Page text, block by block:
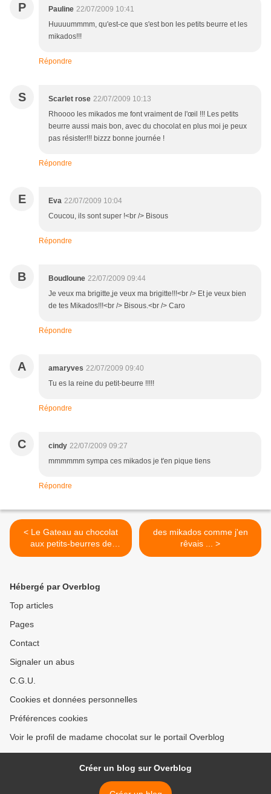
P Pauline 22/07/2009 10:41
Huuuummmm, qu'est-ce que s'est bon les petits beurre et les
mikados!!!
Répondre
S Scarlet rose 22/07/2009 10:13
Rhoooo les mikados me font vraiment de l'œil !!! Les petits
beurre aussi mais bon, avec du chocolat en plus moi je peux
pas résister!!! bizzz bonne journée !
Répondre
E Eva 22/07/2009 10:04
Coucou, ils sont super !<br /> Bisous
Répondre
B Boudloune 22/07/2009 09:44
Je veux ma brigitte,je veux ma brigitte!!!<br /> Et je veux bien
de tes Mikados!!!<br /> Bisous.<br /> Caro
Répondre
A amaryves 22/07/2009 09:40
Tu es la reine du petit-beurre !!!!!
Répondre
C cindy 22/07/2009 09:27
mmmmmm sympa ces mikados je t'en pique tiens
Répondre
< Le Gateau au chocolat
aux petits-beurres de
Manon
des mikados comme j'en
rêvais ... >
Hébergé par Overblog
Top articles
Pages
Contact
Signaler un abus
C.G.U.
Cookies et données personnelles
Préférences cookies
Voir le profil de madame chocolat sur le portail Overblog
Créer un blog sur Overblog